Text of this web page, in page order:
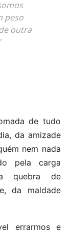
peso
outra
de tudo
da amizade
nem nada
pela carga
quebra de
da maldade
errarmos e